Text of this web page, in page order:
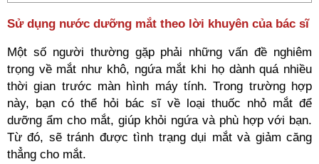
Sử dụng nước dưỡng mắt theo lời khuyên của bác sĩ
Một số người thường gặp phải những vấn đề nghiêm
trọng về mắt như khô, ngứa mắt khi họ dành quá nhiều
thời gian trước màn hình máy tính. Trong trường hợp
này, bạn có thể hỏi bác sĩ về loại thuốc nhỏ mắt để
dưỡng ẩm cho mắt, giúp khỏi ngứa và phù hợp với bạn.
Từ đó, sẽ tránh được tình trạng dụi mắt và giảm căng
thẳng cho mắt.